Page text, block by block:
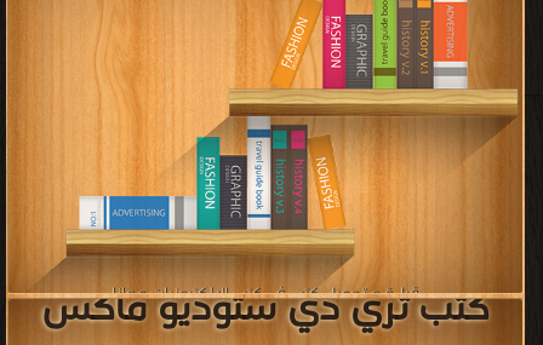
كتب تطوير تطبيقات الهواتف
الذكية
قراءة و تحميل كتب في كتب تطوير تطبيقات الهواتف الذكية مجانا
[ 111 كتاب/كتب ]